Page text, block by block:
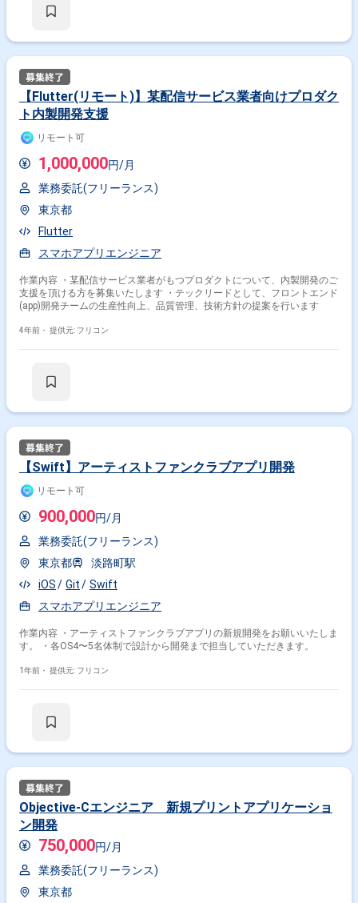
【Flutter(リモート)】某配信サービス業者向けプロダク
ト内製開発支援
リモート可
1,000,000円/月
業務委託(フリーランス)
東京都
Flutter
スマホアプリエンジニア
作業内容 ・某配信サービス業者がもつプロダクトについて、内製開発のご
支援を頂ける方を募集いたします ・テックリードとして、フロントエンド
(app)開発チームの生産性向上、品質管理、技術方針の提案を行います
4年前・ 提供元: フリコン
【Swift】アーティストファンクラブアプリ開発
リモート可
900,000円/月
業務委託(フリーランス)
東京都
淡路町駅
iOS
Git
Swift
スマホアプリエンジニア
作業内容 ・アーティストファンクラブアプリの新規開発をお願いいたしま
す。 ・各OS4〜5名体制で設計から開発まで担当していただきます。
1年前・ 提供元: フリコン
Objective-Cエンジニア 新規プリントアプリケーショ
ン開発
750,000円/月
業務委託(フリーランス)
東京都